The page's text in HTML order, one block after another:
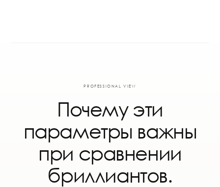
PROFESSIONAL VIEW
Почему эти
параметры важны
при сравнении
бриллиантов.